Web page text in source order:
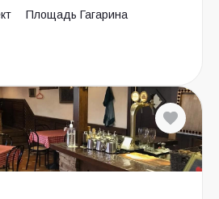
Площадь Гагарина